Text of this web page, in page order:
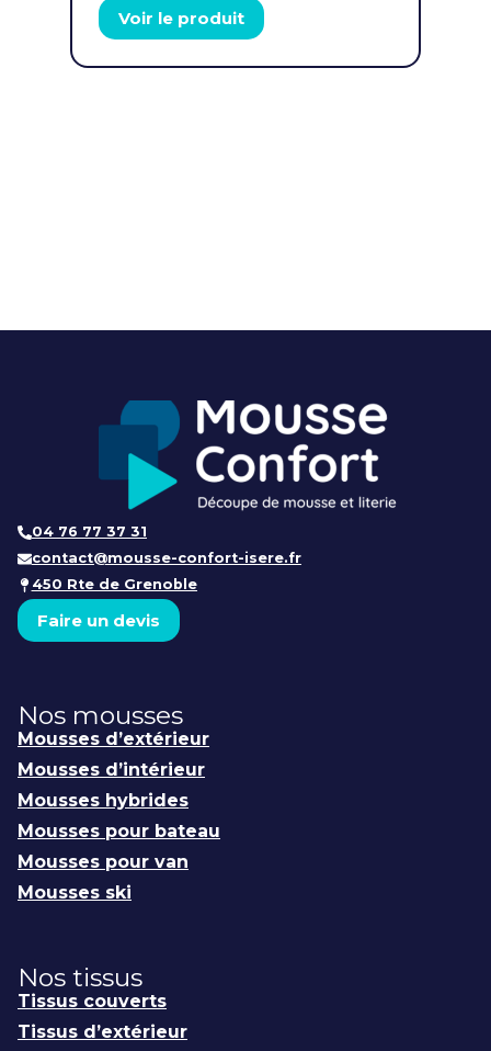
Voir le produit
04 76 77 37 31
contact@mousse-confort-isere.fr
450 Rte de Grenoble
Faire un devis
Nos mousses
Mousses d’extérieur
Mousses d’intérieur
Mousses hybrides
Mousses pour bateau
Mousses pour van
Mousses ski
Nos tissus
Tissus couverts
Tissus d’extérieur